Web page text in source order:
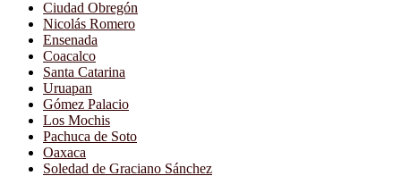
Ciudad Obregón
Nicolás Romero
Ensenada
Coacalco
Santa Catarina
Uruapan
Gómez Palacio
Los Mochis
Pachuca de Soto
Oaxaca
Soledad de Graciano Sánchez